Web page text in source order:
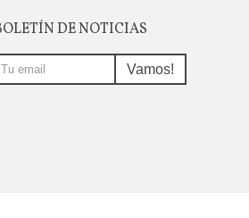
DE NOTICIAS
Vamos!